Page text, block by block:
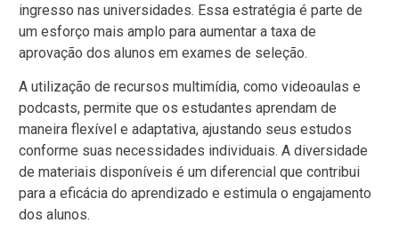
ingresso nas universidades. Essa estratégia é parte de
um esforço mais amplo para aumentar a taxa de
aprovação dos alunos em exames de seleção.
A utilização de recursos multimídia, como videoaulas e
podcasts, permite que os estudantes aprendam de
maneira flexível e adaptativa, ajustando seus estudos
conforme suas necessidades individuais. A diversidade
de materiais disponíveis é um diferencial que contribui
para a eficácia do aprendizado e estimula o engajamento
dos alunos.